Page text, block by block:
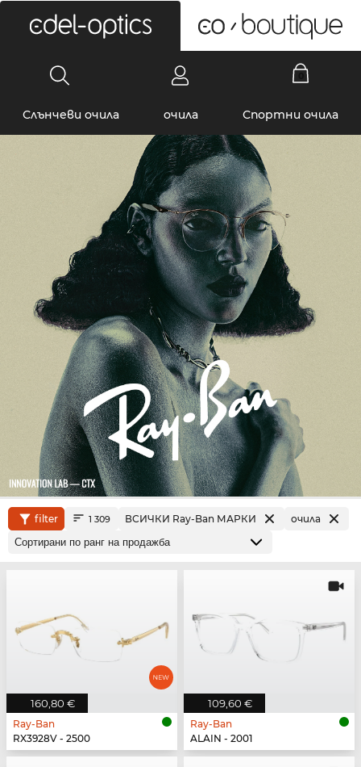
Слънчеви очила очила Спортни очила
filter 1 309 ВСИЧКИ Ray-Ban МАРКИ очила
160,80 €
Ray-Ban
RX3928V - 2500
109,60 €
Ray-Ban
ALAIN - 2001